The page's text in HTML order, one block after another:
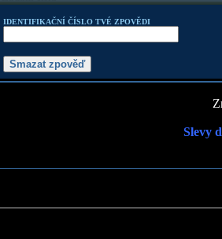
IDENTIFIKAČNÍ ČÍSLO TVÉ ZPOVĚDI
Slevy